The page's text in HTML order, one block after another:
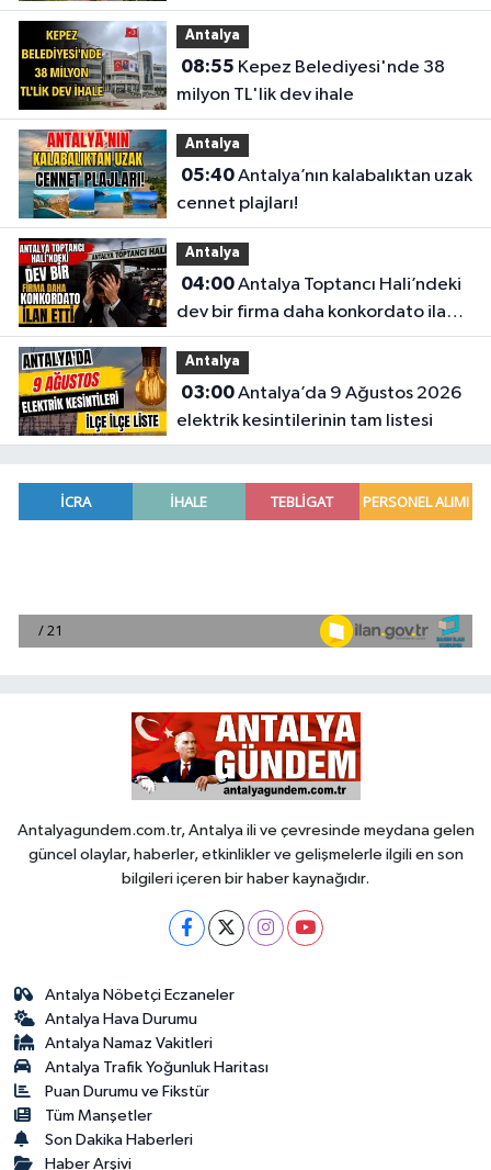
Üniversitesi'nde düzen değişti
Antalya
08:55
milyon TL'lik dev ihale
Antalya
05:40Antalya’nın kalabalıktan uzak
cennet plajları!
Antalya
04:00Antalya Toptancı Hali’ndeki
dev bir firma daha konkordato ilan
etti
Antalya
03:00Antalya’da 9 Ağustos 2026
elektrik kesintilerinin tam listesi
Antalyagundem.com.tr, Antalya ili ve çevresinde meydana gelen
güncel olaylar, haberler, etkinlikler ve gelişmelerle ilgili en son
bilgileri içeren bir haber kaynağıdır.
Antalya Nöbetçi Eczaneler
Antalya Hava Durumu
Antalya Namaz Vakitleri
Antalya Trafik Yoğunluk Haritası
Puan Durumu ve Fikstür
Tüm Manşetler
Son Dakika Haberleri
Haber Arşivi